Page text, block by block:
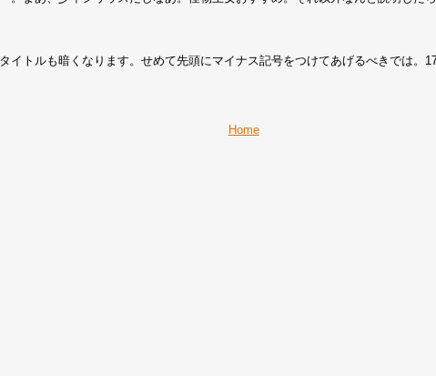
イトルも暗くなります。せめて先頭にマイナス記号をつけてあげるべきでは。
Home